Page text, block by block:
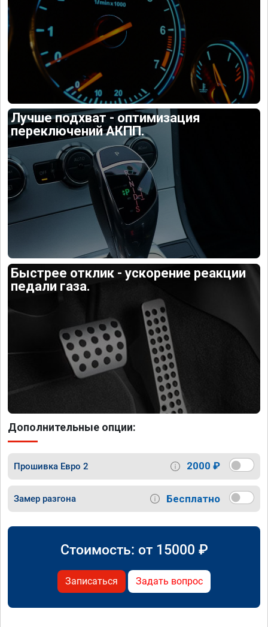
Лучше подхват - оптимизация
переключений АКПП.
Быстрее отклик - ускорение реакции
педали газа.
Дополнительные опции:
Прошивка Евро 2 2000 ₽
Замер разгона Бесплатно
Стоимость: от 15000 ₽
Записаться Задать вопрос